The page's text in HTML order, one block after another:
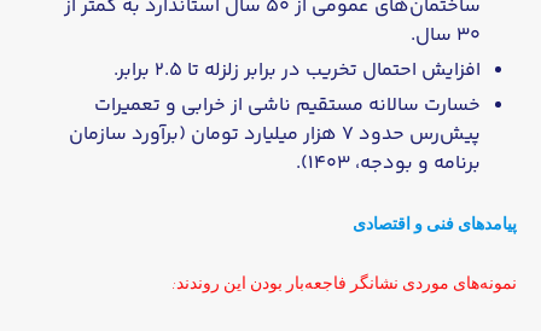
ساختمان‌های عمومی از ۵۰ سال استاندارد به کمتر از
۳۰ سال.
افزایش احتمال تخریب در برابر زلزله تا ۲.۵ برابر.
خسارت سالانه مستقیم ناشی از خرابی و تعمیرات
پیش‌رس حدود ۷ هزار میلیارد تومان (برآورد سازمان
برنامه و بودجه، ۱۴۰۳).
پیامدهای فنی و اقتصادی
نمونه‌های موردی نشانگر فاجعه‌بار بودن این روندند: